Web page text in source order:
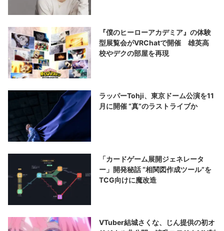
『僕のヒーローアカデミア』の体験
型展覧会がVRChatで開催 雄英高
校やデクの部屋を再現
ラッパーTohji、東京ドーム公演を11
月に開催 “真”のラストライブか
「カードゲーム展開ジェネレータ
ー」開発秘話 “相関図作成ツール”を
TCG向けに魔改造
VTuber結城さくな、じん提供の初オ